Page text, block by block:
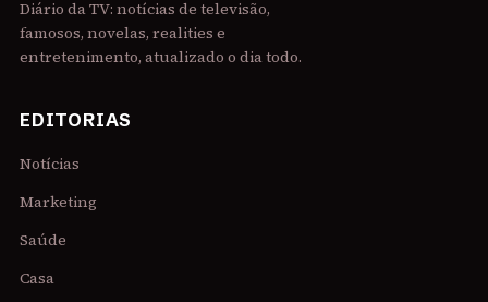
Diário da TV: notícias de televisão,
famosos, novelas, realities e
entretenimento, atualizado o dia todo.
EDITORIAS
Notícias
Marketing
Saúde
Casa